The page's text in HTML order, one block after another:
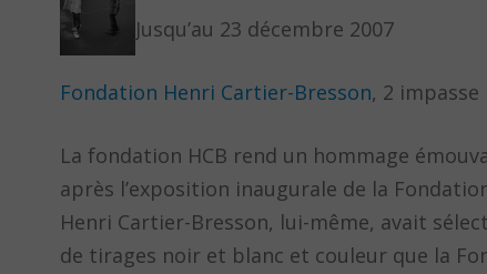
Jusqu’au 23 décembre 2007
Fondation Henri Cartier-Bresson, 2 impasse
La fondation HCB rend un hommage
après l’exposition inaugurale de la
Henri Cartier-Bresson, lui-même, avait
de tirages noir et blanc et couleur que la